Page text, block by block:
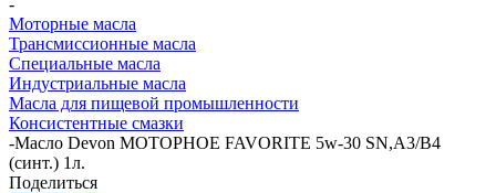
Моторные масла
Трансмиссионные масла
Специальные масла
Индустриальные масла
Масла для пищевой промышленности
Консистентные смазки
-Масло Devon МОТОРНОЕ FAVORITE 5w-30 SN,A3/B4
(синт.) 1л.
Поделиться